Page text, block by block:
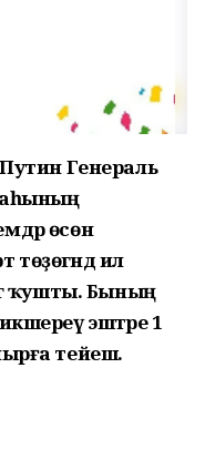
Генераль
өсөн
төҙөгәндә ил
ҡушты. Бының
эштәре 1
тейеш.